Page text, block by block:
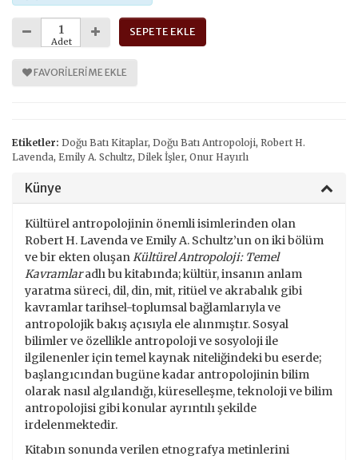
Adet
SEPETE EKLE
FAVORILERIME EKLE
Etiketler: Doğu Batı Kitaplar, Doğu Batı Antropoloji, Robert H.
Lavenda, Emily A. Schultz, Dilek İşler, Onur Hayırlı
Künye
Kültürel antropolojinin önemli isimlerinden olan
Robert H. Lavenda ve Emily A. Schultz’un on iki bölüm
ve bir ekten oluşanKültürel Antropoloji: Temel
Kavramlaradlı bu kitabında; kültür, insanın anlam
yaratma süreci, dil, din, mit, ritüel ve akrabalık gibi
kavramlar tarihsel-toplumsal bağlamlarıyla ve
antropolojik bakış açısıyla ele alınmıştır. Sosyal
bilimler ve özellikle antropoloji ve sosyoloji ile
ilgilenenler için temel kaynak niteliğindeki bu eserde;
başlangıcından bugüne kadar antropolojinin bilim
olarak nasıl algılandığı, küreselleşme, teknoloji ve bilim
antropolojisi gibi konular ayrıntılı şekilde
irdelenmektedir.
Kitabın sonunda verilen etnografya metinlerini